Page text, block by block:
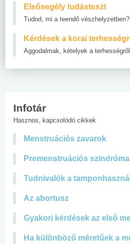
Elsősegély tudásteszt
Tudod, mi a teendő
Kérdések a korai
Aggodalmak, kételyek a terhességről
Infotár
Hasznos, kapcsolódó cikkek
Menstruációs zavarok
Premenstruációs szindróma
Tudnivalók a
Az abortusz
Gyakori kérdések az első
Ha különböző méretűek a